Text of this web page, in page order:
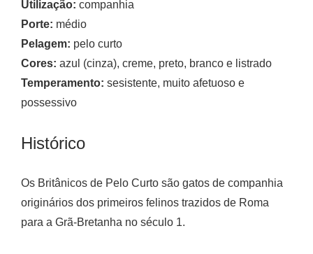
Utilização: companhia
Porte: médio
Pelagem: pelo curto
Cores: azul (cinza), creme, preto, branco e listrado
Temperamento: sesistente, muito afetuoso e
possessivo
Histórico
Os Britânicos de Pelo Curto são gatos de companhia
originários dos primeiros felinos trazidos de Roma
para a Grã-Bretanha no século 1.